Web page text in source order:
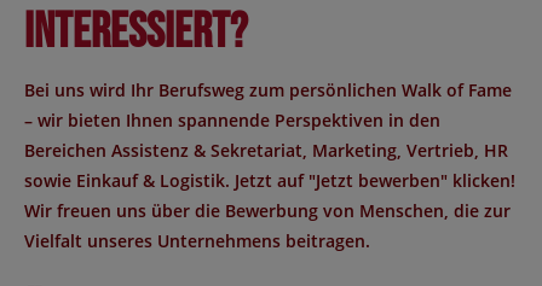
Interessiert?
Bei uns wird Ihr Berufsweg zum persönlichen Walk of Fame
– wir bieten Ihnen spannende Perspektiven in den
Bereichen Assistenz & Sekretariat, Marketing, Vertrieb, HR
sowie Einkauf & Logistik. Jetzt auf "Jetzt bewerben" klicken!
Wir freuen uns über die Bewerbung von Menschen, die zur
Vielfalt unseres Unternehmens beitragen.